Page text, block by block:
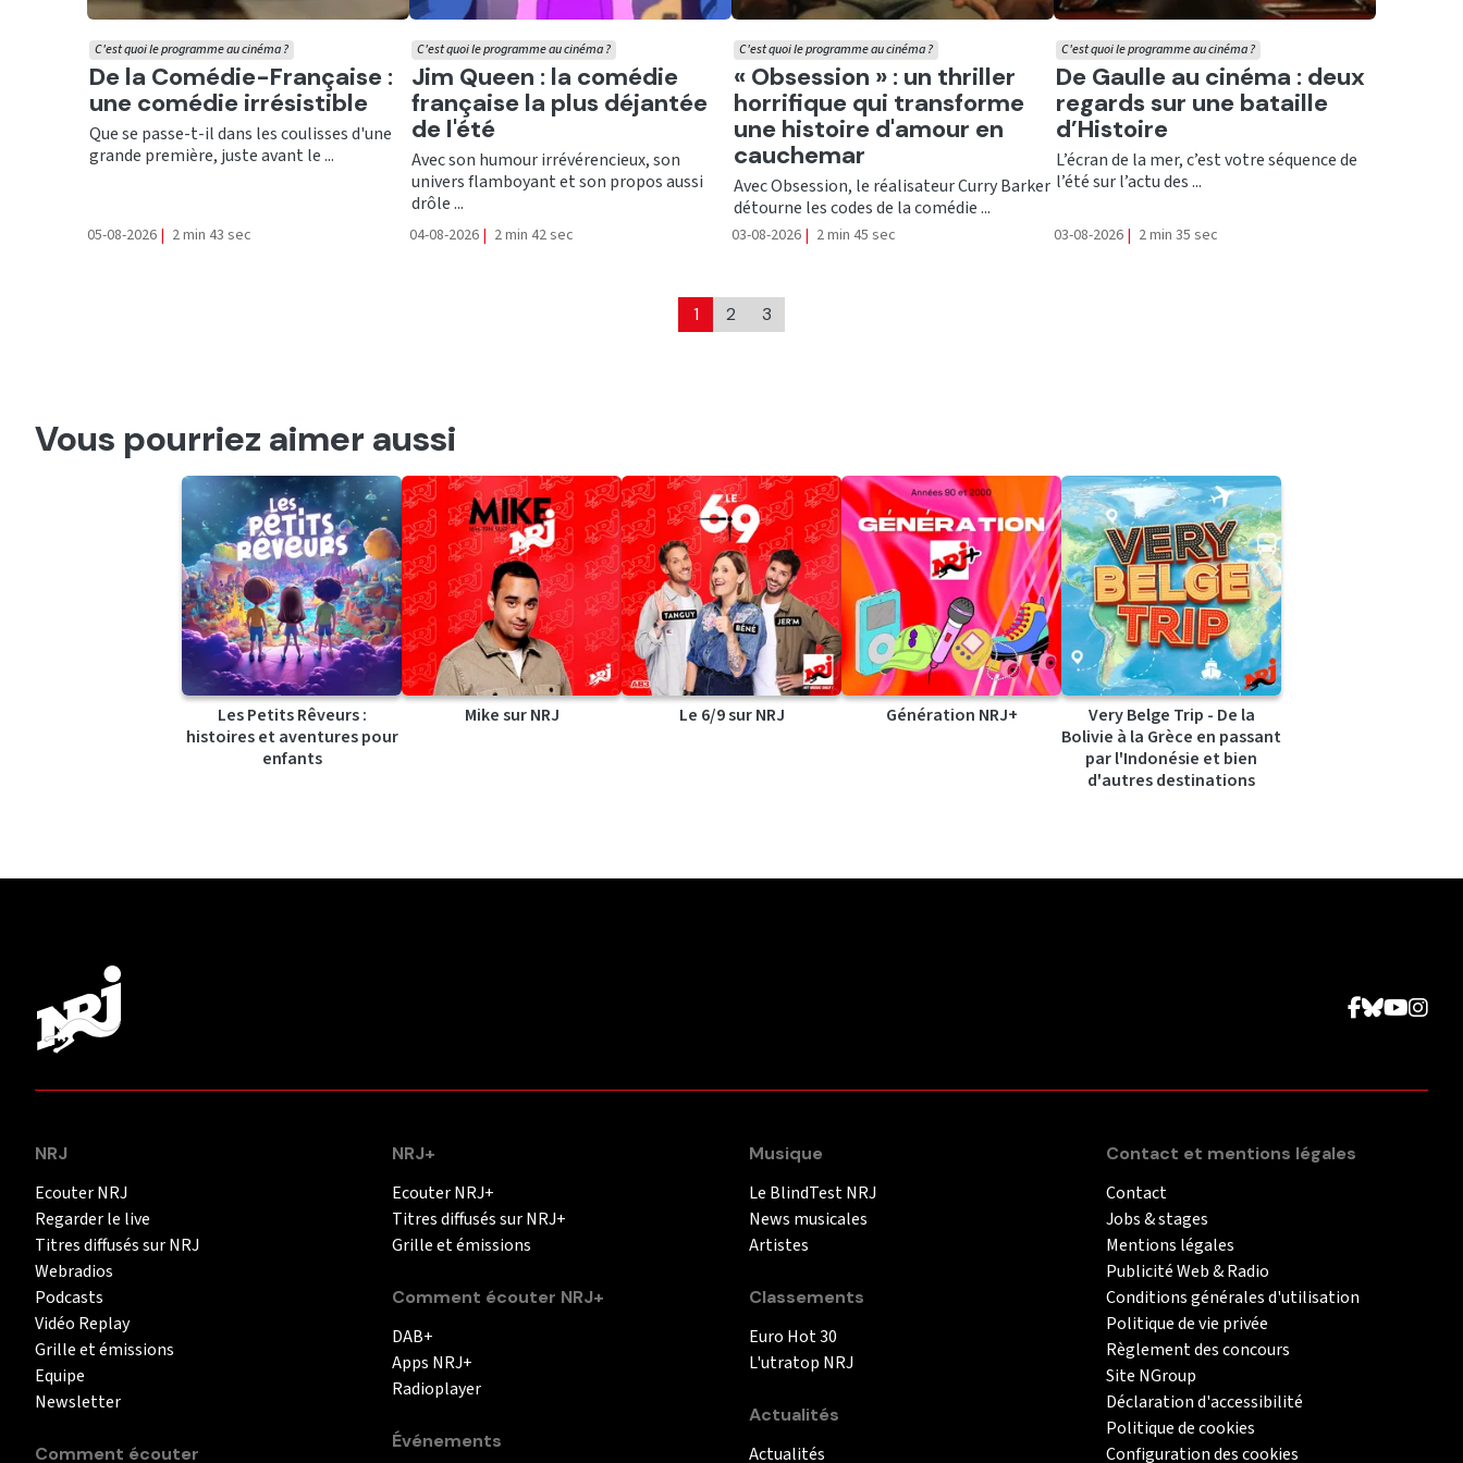
Ecouter
De la Comédie-Française :
une comédie irrésistible
C'est quoi le programme au cinéma ?
Que se passe-t-il dans les coulisses d'une
grande première, juste avant le ...
05-08-2026 | 2 min 43 sec
Ecouter
Jim Queen : la comédie
française la plus déjantée
de l'été
C'est quoi le programme au cinéma ?
Avec son humour irrévérencieux, son
univers flamboyant et son propos aussi
drôle ...
04-08-2026 | 2 min 42 sec
Ecouter
« Obsession » : un thriller
horrifique qui transforme
une histoire d'amour en
cauchemar
C'est quoi le programme au cinéma ?
Avec Obsession, le réalisateur Curry Barker
détourne les codes de la comédie ...
03-08-2026 | 2 min 45 sec
Ecouter
De Gaulle au cinéma : deux
regards sur une bataille
d’Histoire
C'est quoi le programme au cinéma ?
L’écran de la mer, c’est votre séquence de
l’été sur l’actu des ...
03-08-2026 | 2 min 35 sec
1 2 3
Vous pourriez aimer aussi
Les Petits Rêveurs :
histoires et aventures pour
enfants
Mike sur NRJ Le 6/9 sur NRJ Génération NRJ+
Very Belge Trip - De la
Bolivie à la Grèce en passant
par l'Indonésie et bien
d'autres destinations
NRJ
Ecouter NRJ
Regarder le live
Titres diffusés sur NRJ
Webradios
Podcasts
Vidéo Replay
Grille et émissions
Equipe
Newsletter
Comment écouter
NRJ+
Ecouter NRJ+
Titres diffusés sur NRJ+
Grille et émissions
Comment écouter NRJ+
DAB+
Apps NRJ+
Radioplayer
Événements
Musique
Le BlindTest NRJ
News musicales
Artistes
Classements
Euro Hot 30
L'utratop NRJ
Actualités
Actualités
Contact et mentions légales
Contact
Jobs & stages
Mentions légales
Publicité Web & Radio
Conditions générales d'utilisation
Politique de vie privée
Règlement des concours
Site NGroup
Déclaration d'accessibilité
Politique de cookies
Configuration des cookies